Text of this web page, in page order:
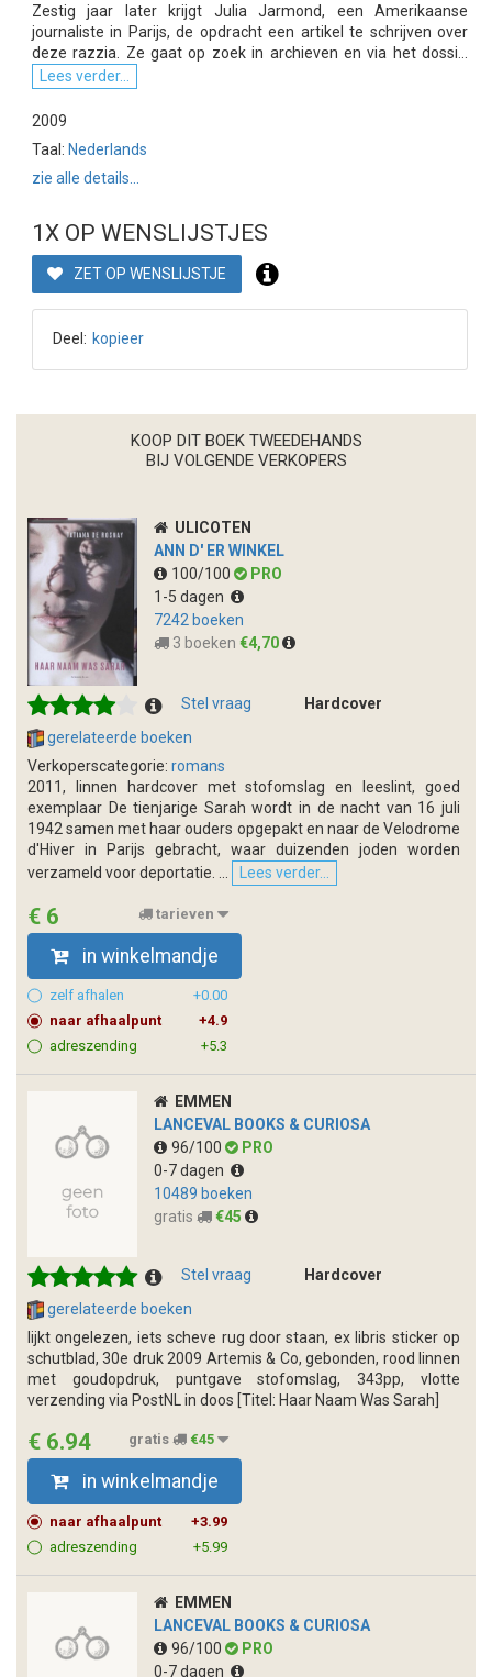
Zestig jaar later krijgt Julia Jarmond, een Amerikaanse
journaliste in Parijs, de opdracht een artikel te schrijven over
deze razzia. Ze gaat op zoek in archieven en via het dossi...
Lees verder...
2009
Taal: Nederlands
zie alle details...
1X OP WENSLIJSTJES
ZET OP WENSLIJSTJE
Deel: kopieer
KOOP DIT BOEK TWEEDEHANDS
BIJ VOLGENDE VERKOPERS
ULICOTEN
ANN D' ER WINKEL
100/100
PRO
1-5 dagen
7242 boeken
3 boeken €4,70
Stel vraag
Hardcover
gerelateerde boeken
Verkoperscategorie: romans
2011, linnen hardcover met stofomslag en leeslint, goed
exemplaar De tienjarige Sarah wordt in de nacht van 16 juli
1942 samen met haar ouders opgepakt en naar de Velodrome
d'Hiver in Parijs gebracht, waar duizenden joden worden
verzameld voor deportatie. ...
Lees verder...
€ 6 tarieven
in winkelmandje
zelf afhalen
+0.00
naar afhaalpunt
+4.9
adreszending
+5.3
EMMEN
LANCEVAL BOOKS & CURIOSA
96/100
PRO
0-7 dagen
10489 boeken
gratis
€45
Stel vraag
Hardcover
gerelateerde boeken
lijkt ongelezen, iets scheve rug door staan, ex libris sticker op
schutblad, 30e druk 2009 Artemis & Co, gebonden, rood linnen
met goudopdruk, puntgave stofomslag, 343pp, vlotte
verzending via PostNL in doos [Titel: Haar Naam Was Sarah]
€ 6.94 gratis €45
in winkelmandje
naar afhaalpunt
+3.99
adreszending
+5.99
EMMEN
LANCEVAL BOOKS & CURIOSA
96/100
PRO
0-7 dagen